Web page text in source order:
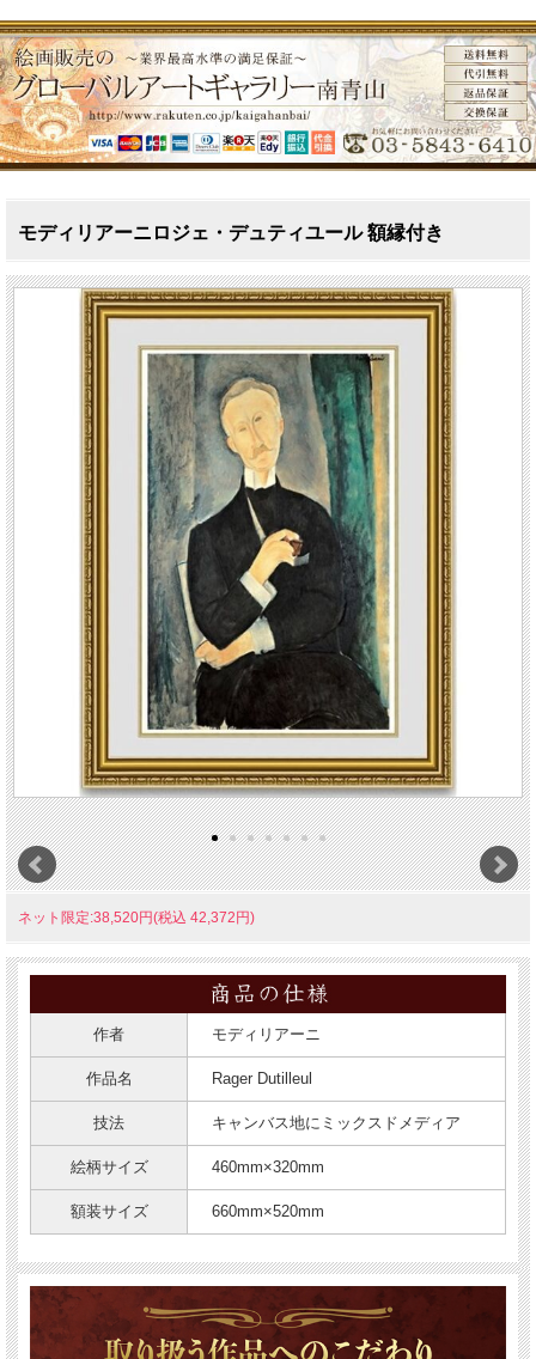
モディリアーニロジェ・デュティユール 額縁付き
ネット限定:38,520円(税込 42,372円)
作者 モディリアーニ
作品名 Rager Dutilleul
技法 キャンバス地にミックスドメディア
絵柄サイズ 460mm×320mm
額装サイズ 660mm×520mm